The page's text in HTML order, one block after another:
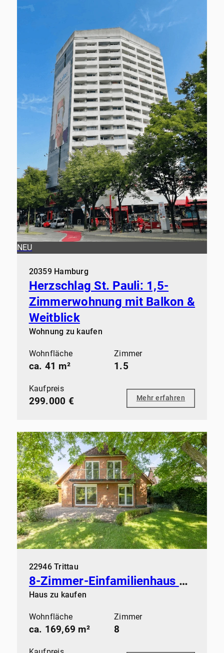
NEU
20359 Hamburg
Herzschlag St. Pauli: 1,5-
Zimmerwohnung mit Balkon &
Weitblick
Wohnung zu kaufen
Wohnfläche
ca. 41 m²
Zimmer
1.5
Kaufpreis
299.000 € Mehr erfahren
22946 Trittau
8-Zimmer-Einfamilienhaus mit flexibler Raumnutzung
Haus zu kaufen
Wohnfläche
ca. 169,69 m²
Zimmer
8